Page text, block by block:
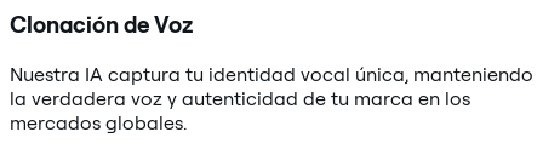
Clonación de Voz
Nuestra IA captura tu identidad vocal única, manteniendo
la verdadera voz y autenticidad de tu marca en los
mercados globales.